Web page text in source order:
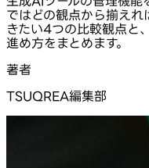
ではどの観点から揃えれ
きたい4つの比較観点と
進め方をまとめます。
著者
TSUQREA編集部